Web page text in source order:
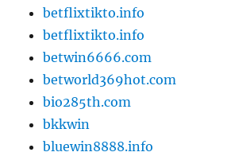
betflixtikto.info
betflixtikto.info
betwin6666.com
betworld369hot.com
bio285th.com
bkkwin
bluewin8888.info